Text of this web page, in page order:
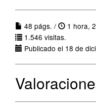
48 págs. /
1 hora,
1.546 visitas.
Publicado el 18 de